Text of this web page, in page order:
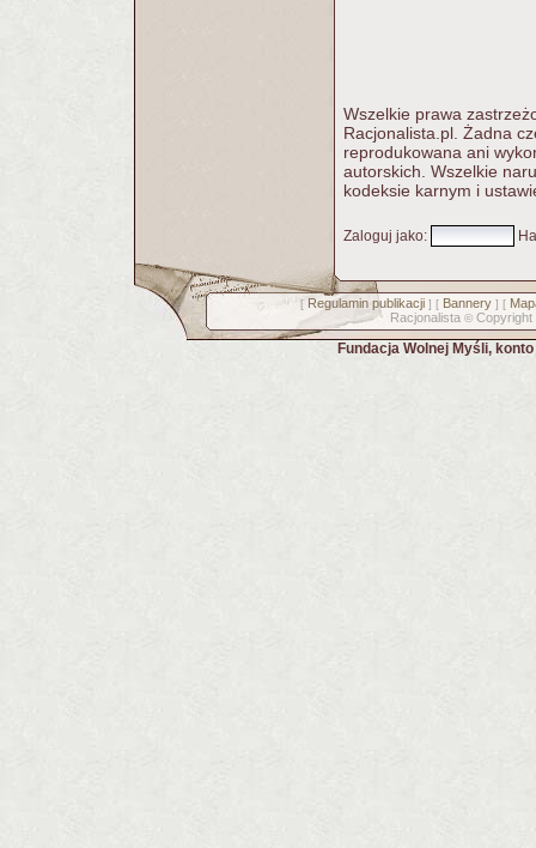
Wszelkie prawa
Racjonalista.pl. Żadna
reprodukowana ani
autorskich. Wszelkie
kodeksie karnym i
Zaloguj jako:
[ Regulamin publikacji] [ Bannery] [
Racjonalista © Copyright
Fundacja Wolnej Myśli,